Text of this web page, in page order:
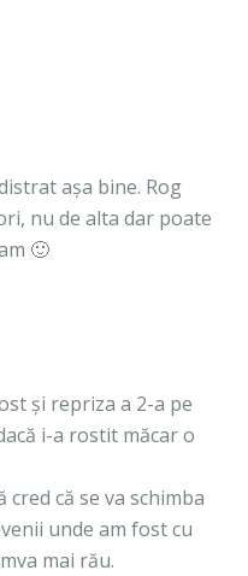
așa bine. Rog
nu de alta dar poate
🙂
și repriza a 2-a pe
i-a rostit măcar o
că se va schimba
unde am fost cu
mai rău.